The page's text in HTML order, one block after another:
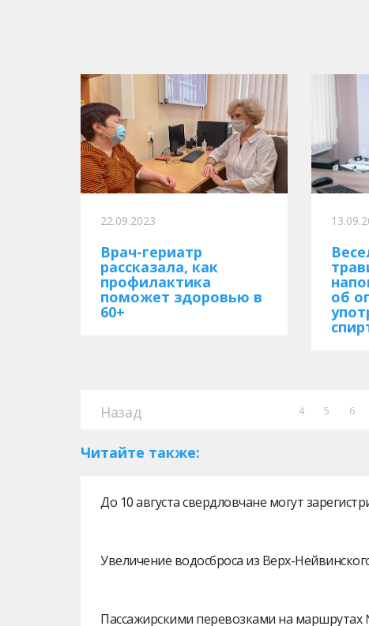
22.09.2023
Врач-гериатр
рассказала, как
профилактика
поможет здоровью в
60+
об
Назад 4 5 6
Читайте также:
До 10 августа свердловчане могут
Увеличение водосброса из Верх-
Пассажирскими перевозками на маршрутах